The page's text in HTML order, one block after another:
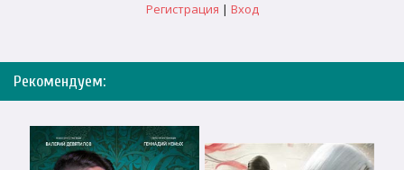
Регистрация | Вход
Рекомендуем: